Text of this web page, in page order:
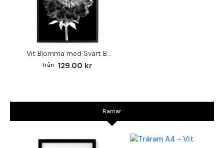
Vit Blomma med Svart Bakgrund - Svartvit Tavla
129.00 kr
Ramar